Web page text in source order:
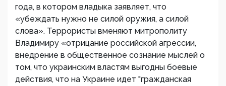
года, в котором владыка заявляет, что
«убеждать нужно не силой оружия, а силой
слова». Террористы вменяют митрополиту
Владимиру «отрицание российской агрессии,
внедрение в общественное сознание мыслей о
том, что украинским властям выгодны боевые
действия, что на Украине идет "гражданская